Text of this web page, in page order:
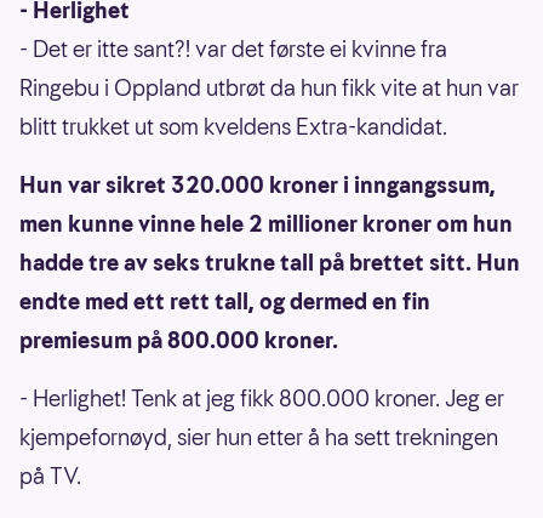
- Herlighet
- Det er itte sant?! var det første ei kvinne fra
Ringebu i Oppland utbrøt da hun fikk vite at hun var
blitt trukket ut som kveldens Extra-kandidat.
Hun var sikret 320.000 kroner i inngangssum,
men kunne vinne hele 2 millioner kroner om hun
hadde tre av seks trukne tall på brettet sitt. Hun
endte med ett rett tall, og dermed en fin
premiesum på 800.000 kroner.
- Herlighet! Tenk at jeg fikk 800.000 kroner. Jeg er
kjempefornøyd, sier hun etter å ha sett trekningen
på TV.